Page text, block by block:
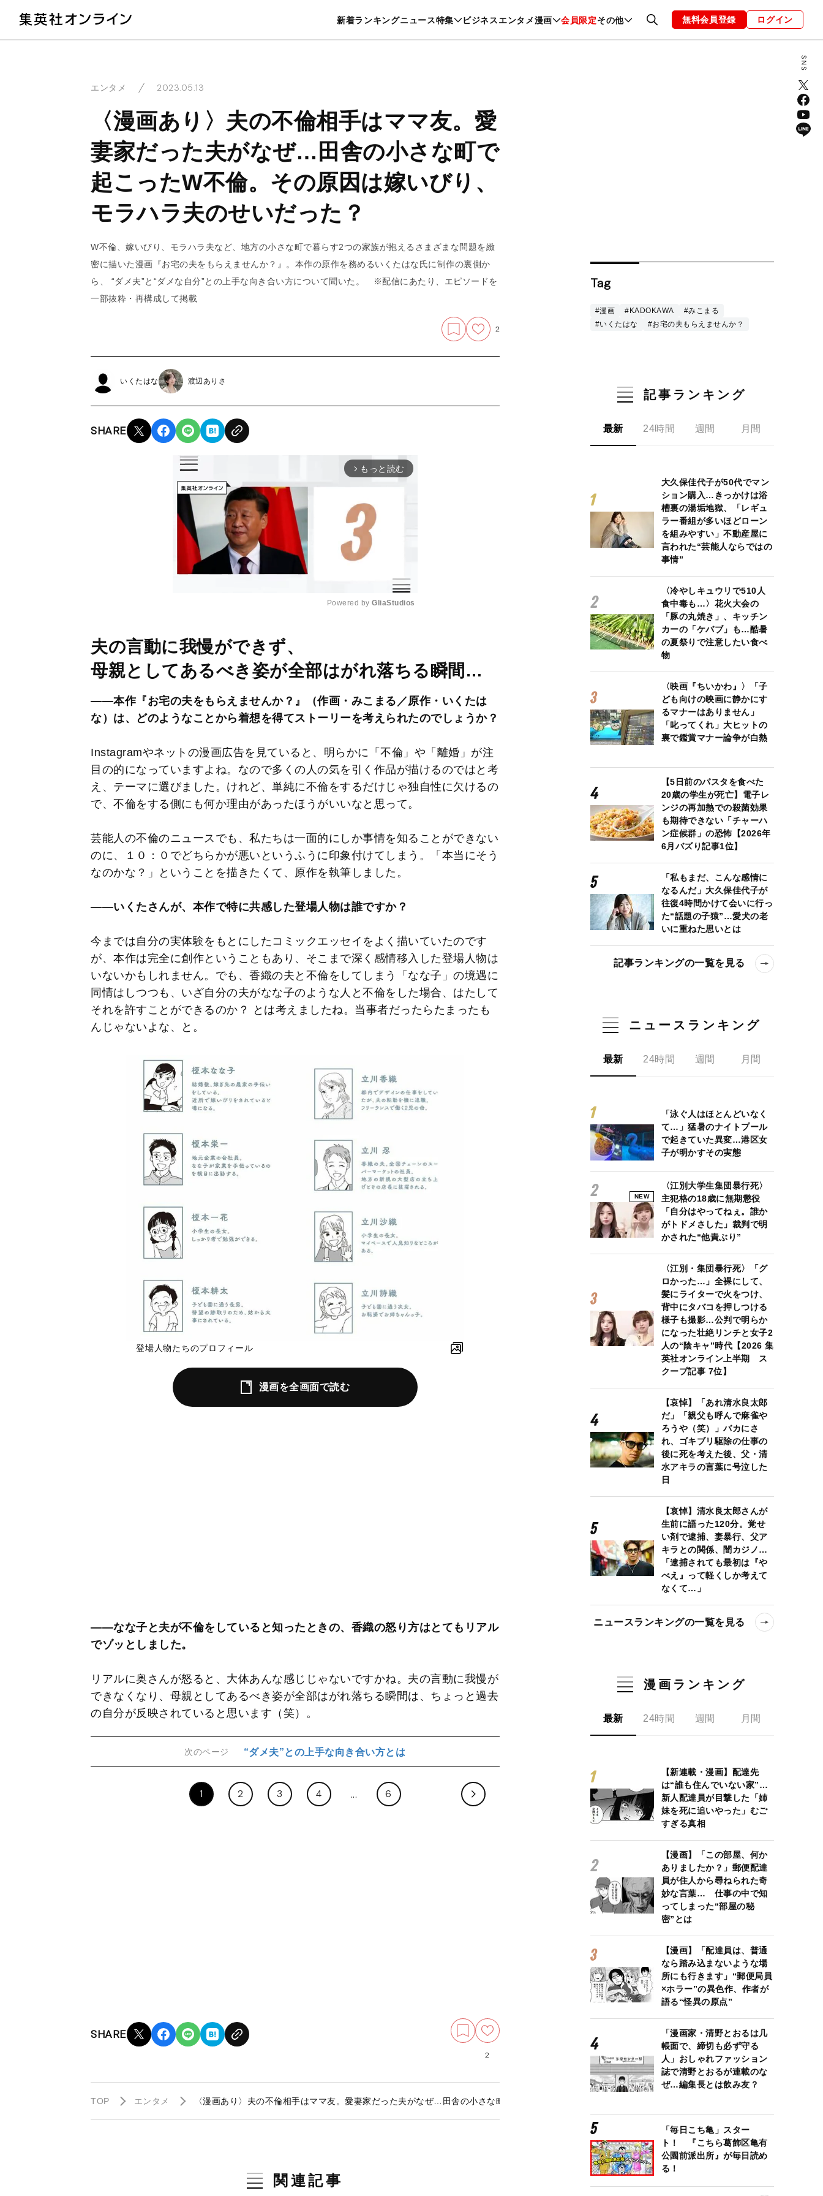
新着ランキングニュース特集 ビジネスエンタメ漫画 会員限定その他
暮らし スポーツ ヘルスケア 美容 グルメ ファッション 恋愛・結婚 編集部 お知らせ
無料会員登録 ログイン
エンタメ 2023.05.13
〈漫画あり〉夫の不倫相手はママ友。愛
妻家だった夫がなぜ…田舎の小さな町で
起こったW不倫。その原因は嫁いびり、
モラハラ夫のせいだった？
W不倫、嫁いびり、モラハラ夫など、地方の小さな町で暮らす2つの家族が抱えるさまざまな問題を緻
密に描いた漫画『お宅の夫をもらえませんか？』。本作の原作を務めるいくたはな氏に制作の裏側か
ら、 “ダメ夫”と“ダメな自分”との上手な向き合い方について聞いた。 ※配信にあたり、エピソードを
一部抜粋・再構成して掲載
2
いくたはな 渡辺ありさ
SHARE
arrow_forward_ios もっと読む
t
Powered by GliaStudios
夫の言動に我慢ができず、
母親としてあるべき姿が全部はがれ落ちる瞬間…
――本作『お宅の夫をもらえませんか？』（作画・みこまる／原作・いくたは
な）は、どのようなことから着想を得てストーリーを考えられたのでしょうか？
Instagramやネットの漫画広告を見ていると、明らかに「不倫」や「離婚」が注
目の的になっていますよね。なので多くの人の気を引く作品が描けるのではと考
え、テーマに選びました。けれど、単純に不倫をするだけじゃ独自性に欠けるの
で、不倫をする側にも何か理由があったほうがいいなと思って。
芸能人の不倫のニュースでも、私たちは一面的にしか事情を知ることができない
のに、１０：０でどちらかが悪いというふうに印象付けてしまう。「本当にそう
なのかな？」ということを描きたくて、原作を執筆しました。
――いくたさんが、本作で特に共感した登場人物は誰ですか？
今までは自分の実体験をもとにしたコミックエッセイをよく描いていたのです
が、本作は完全に創作ということもあり、そこまで深く感情移入した登場人物は
いないかもしれません。でも、香織の夫と不倫をしてしまう「なな子」の境遇に
同情はしつつも、いざ自分の夫がなな子のような人と不倫をした場合、はたして
それを許すことができるのか？ とは考えましたね。当事者だったらたまったも
んじゃないよな、と。
登場人物たちのプロフィール
漫画を全画面で読む
――なな子と夫が不倫をしていると知ったときの、香織の怒り方はとてもリアル
でゾッとしました。
リアルに奥さんが怒ると、大体あんな感じじゃないですかね。夫の言動に我慢が
できなくなり、母親としてあるべき姿が全部はがれ落ちる瞬間は、ちょっと過去
の自分が反映されていると思います（笑）。
次のページ “ダメ夫”との上手な向き合い方とは
1 2 3 4 6
SHARE
2
TOP エンタメ 〈漫画あり〉夫の不倫相手はママ友。愛妻家だった夫がなぜ…田舎の小さな町で起こったW不倫。その原因は嫁いびり、モラハラ夫のせいだった？
関連記事
Tag
#漫画 #KADOKAWA
#みこまる
#いくたはな
#お宅の夫もらえませんか？
記事ランキング
最新 24時間 週間 月間
大久保佳代子が50代でマン
ション購入…きっかけは浴
槽裏の湯垢地獄、「レギュ
ラー番組が多いほどローン
を組みやすい」不動産屋に
言われた“芸能人ならではの
事情”
〈冷やしキュウリで510人
食中毒も…〉花火大会の
「豚の丸焼き」、キッチン
カーの「ケバブ」も…酷暑
の夏祭りで注意したい食べ
物
〈映画『ちいかわ』〉「子
ども向けの映画に静かにす
るマナーはありません」
「叱ってくれ」大ヒットの
裏で鑑賞マナー論争が白熱
【5日前のパスタを食べた
20歳の学生が死亡】電子レ
ンジの再加熱での殺菌効果
も期待できない「チャーハ
ン症候群」の恐怖【2026年
6月バズり記事1位】
「私もまだ、こんな感情に
なるんだ」大久保佳代子が
往復4時間かけて会いに行っ
た“話題の子猿”…愛犬の老
いに重ねた思いとは
記事ランキングの一覧を見る
ニュースランキング
最新 24時間 週間 月間
「泳ぐ人はほとんどいなく
て…」猛暑のナイトプール
で起きていた異変…港区女
子が明かすその実態
NEW
〈江別大学生集団暴行死〉
主犯格の18歳に無期懲役
「自分はやってねぇ。誰か
がトドメさした」裁判で明
かされた“他責ぶり”
〈江別・集団暴行死〉「グ
ロかった…」全裸にして、
髪にライターで火をつけ、
背中にタバコを押しつける
様子も撮影…公判で明らか
になった壮絶リンチと女子2
人の“陰キャ”時代【2026 集
英社オンライン上半期 ス
クープ記事 7位】
【哀悼】「あれ清水良太郎
だ」「親父も呼んで麻雀や
ろうや（笑）」バカにさ
れ、ゴキブリ駆除の仕事の
後に死を考えた後、父・清
水アキラの言葉に号泣した
日
【哀悼】清水良太郎さんが
生前に語った120分。覚せ
い剤で逮捕、妻暴行、父ア
キラとの関係、闇カジノ…
「逮捕されても最初は『や
べえ』って軽くしか考えて
なくて…」
ニュースランキングの一覧を見る
漫画ランキング
最新 24時間 週間 月間
【新連載・漫画】配達先
は“誰も住んでいない家”…
新人配達員が目撃した「姉
妹を死に追いやった」むご
すぎる真相
【漫画】「この部屋、何か
ありましたか？」郵便配達
員が住人から尋ねられた奇
妙な言葉… 仕事の中で知
ってしまった“部屋の秘
密”とは
【漫画】「配達員は、普通
なら踏み込まないような場
所にも行きます」“郵便局員
×ホラー”の異色作、作者が
語る“怪異の原点”
「漫画家・清野とおるは几
帳面で、締切も必ず守る
人」おしゃれファッション
誌で清野とおるが連載のな
ぜ…編集長とは飲み友？
「毎日こち亀」スター
ト！ 『こちら葛飾区亀有
公園前派出所』が毎日読め
る！